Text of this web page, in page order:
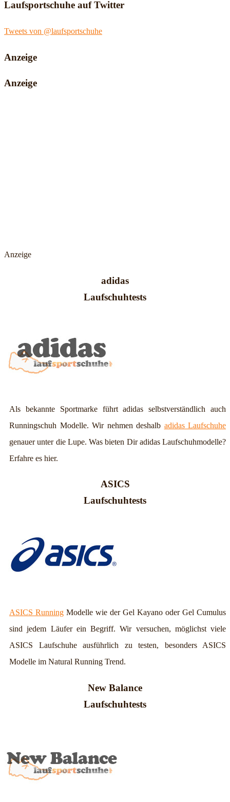
Laufsportschuhe auf Twitter
Tweets von @laufsportschuhe
Anzeige
Anzeige
Anzeige
adidas
Laufschuhtests
Als bekannte Sportmarke führt adidas selbstverständlich auch
Runningschuh Modelle. Wir nehmen deshalb adidas Laufschuhe
genauer unter die Lupe. Was bieten Dir adidas Laufschuhmodelle?
Erfahre es hier.
ASICS
Laufschuhtests
ASICS Running Modelle wie der Gel Kayano oder Gel Cumulus
sind jedem Läufer ein Begriff. Wir versuchen, möglichst viele
ASICS Laufschuhe ausführlich zu testen, besonders ASICS
Modelle im Natural Running Trend.
New Balance
Laufschuhtests